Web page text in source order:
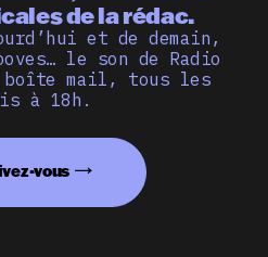
de la rédac.
et de demain,
le son de Radio
boîte mail, tous les
à 18h.
vous